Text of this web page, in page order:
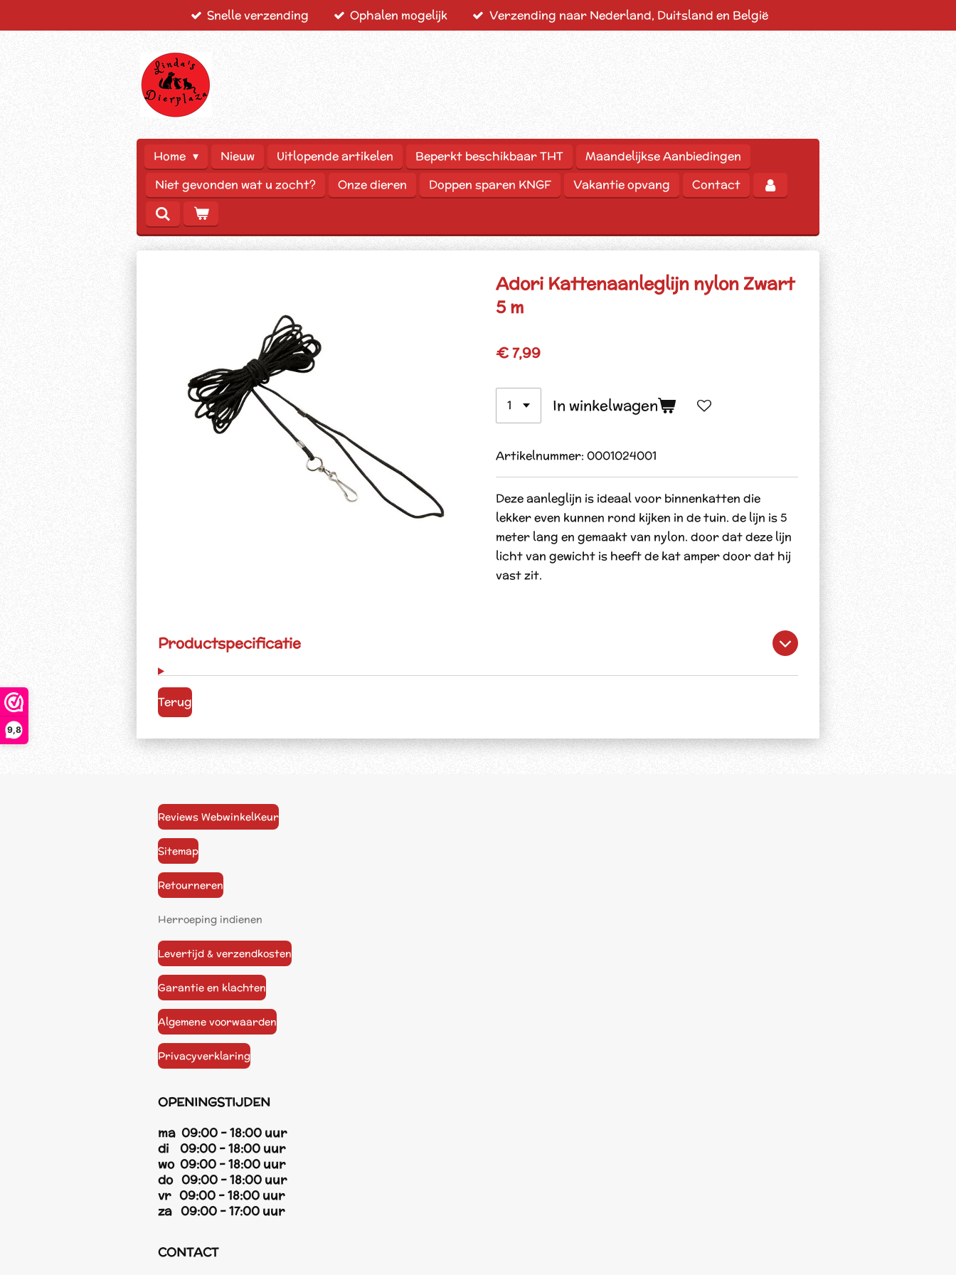
9,8
Snelle verzending Ophalen mogelijk Verzending naar Nederland, Duitsland en België
Home Nieuw Uitlopende artikelen Beperkt beschikbaar THT
Maandelijkse Aanbiedingen
Niet gevonden wat u zocht?
Onze dieren Doppen sparen KNGF Vakantie opvang Contact
Adori Kattenaanleglijn nylon Zwart
5 m
€ 7,99
In winkelwagen
Artikelnummer: 0001024001
Deze aanleglijn is ideaal voor binnenkatten die
lekker even kunnen rond kijken in de tuin. de lijn is 5
meter lang en gemaakt van nylon. door dat deze lijn
licht van gewicht is heeft de kat amper door dat hij
vast zit.
Productspecificatie
Terug
Reviews WebwinkelKeur
Sitemap
Retourneren
Herroeping indienen
Levertijd & verzendkosten
Garantie en klachten
Algemene voorwaarden
Privacyverklaring
OPENINGSTIJDEN
ma 09:00 - 18:00 uur
di 09:00 - 18:00 uur
wo 09:00 - 18:00 uur
do 09:00 - 18:00 uur
vr 09:00 - 18:00 uur
za 09:00 - 17:00 uur
CONTACT